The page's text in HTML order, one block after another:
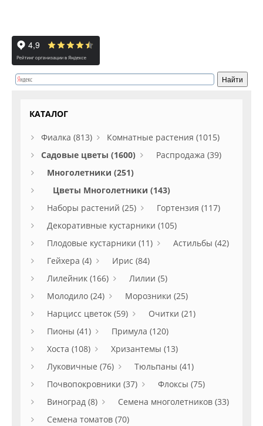
КАТАЛОГ
Фиалка (813)
Комнатные растения (1015)
Садовые цветы (1600)
Распродажа (39)
Многолетники (251)
Цветы Многолетники (143)
Наборы растений (25)
Гортензия (117)
Декоративные кустарники (105)
Плодовые кустарники (11)
Астильбы (42)
Гейхера (4)
Ирис (84)
Лилейник (166)
Лилии (5)
Молодило (24)
Морозники (25)
Нарцисс цветок (59)
Очитки (21)
Пионы (41)
Примула (120)
Хоста (108)
Хризантемы (13)
Луковичные (76)
Тюльпаны (41)
Почвопокровники (37)
Флоксы (75)
Виноград (8)
Семена многолетников (33)
Семена томатов (70)